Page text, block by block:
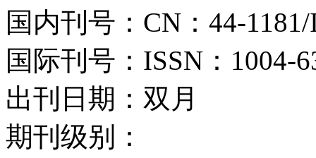
国内刊号：CN：44-
国际刊号：ISSN：1004-
出刊日期：双月
期刊级别：